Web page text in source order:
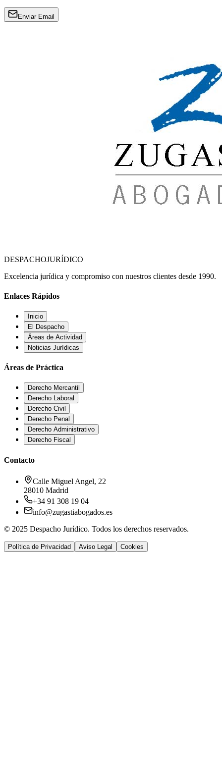
Enviar Email
DESPACHOJURÍDICO
Excelencia jurídica y compromiso con nuestros clientes desde 1990.
Enlaces Rápidos
Inicio
El Despacho
Áreas de Actividad
Noticias Jurídicas
Áreas de Práctica
Derecho Mercantil
Derecho Laboral
Derecho Civil
Derecho Penal
Derecho Administrativo
Derecho Fiscal
Contacto
Calle Miguel Angel, 22
28010 Madrid
+34 91 308 19 04
info@zugastiabogados.es
© 2025 Despacho Jurídico. Todos los derechos reservados.
Política de Privacidad Aviso Legal Cookies